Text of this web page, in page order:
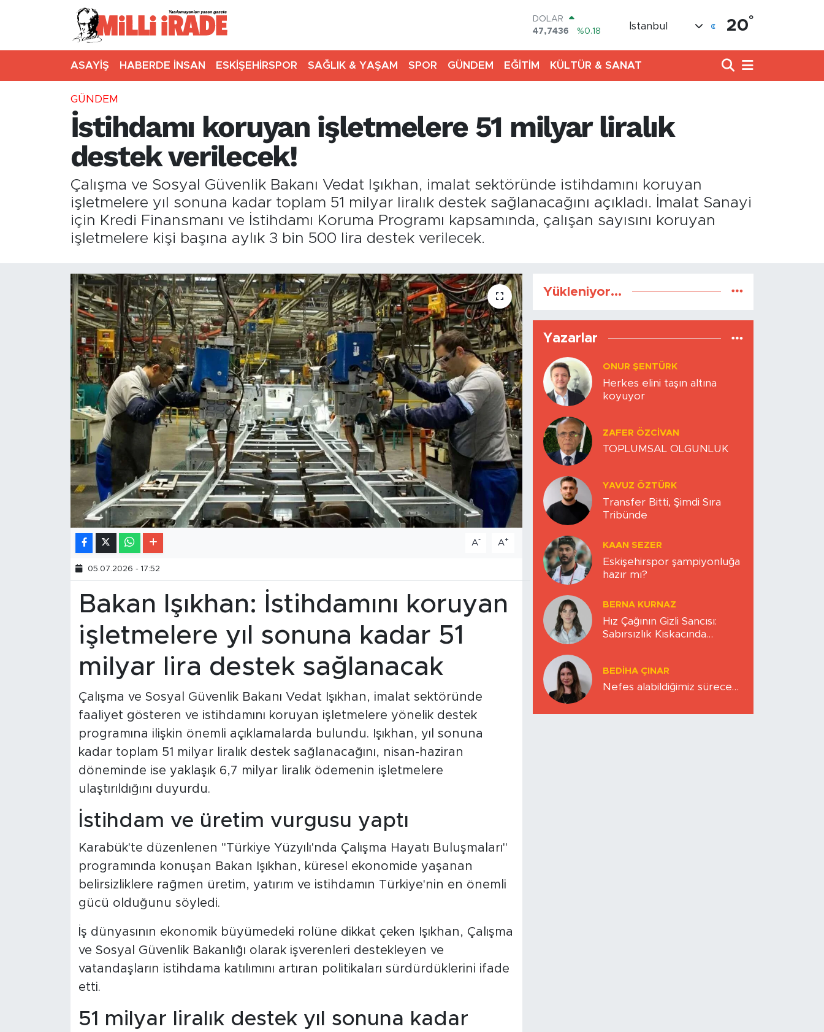
DOLAR
47,7436
%0.18
STERLİN
64,4811
%0.38
BİST100
13.779
%-14
BITCOIN
İstanbul 20°
ASAYİŞ HABERDE İNSAN ESKİŞEHİRSPOR SAĞLIK & YAŞAM SPOR GÜNDEM EĞİTİM KÜLTÜR & SANAT
GÜNDEM
İstihdamı koruyan işletmelere 51 milyar liralık
destek verilecek!
Çalışma ve Sosyal Güvenlik Bakanı Vedat Işıkhan, imalat sektöründe istihdamını koruyan
işletmelere yıl sonuna kadar toplam 51 milyar liralık destek sağlanacağını açıkladı. İmalat Sanayi
için Kredi Finansmanı ve İstihdamı Koruma Programı kapsamında, çalışan sayısını koruyan
işletmelere kişi başına aylık 3 bin 500 lira destek verilecek.
A- A+
05.07.2026 - 17:52
Bakan Işıkhan: İstihdamını koruyan
işletmelere yıl sonuna kadar 51
milyar lira destek sağlanacak
Çalışma ve Sosyal Güvenlik Bakanı Vedat Işıkhan, imalat sektöründe
faaliyet gösteren ve istihdamını koruyan işletmelere yönelik destek
programına ilişkin önemli açıklamalarda bulundu. Işıkhan, yıl sonuna
kadar toplam 51 milyar liralık destek sağlanacağını, nisan-haziran
döneminde ise yaklaşık 6,7 milyar liralık ödemenin işletmelere
ulaştırıldığını duyurdu.
İstihdam ve üretim vurgusu yaptı
Karabük'te düzenlenen "Türkiye Yüzyılı'nda Çalışma Hayatı Buluşmaları"
programında konuşan Bakan Işıkhan, küresel ekonomide yaşanan
belirsizliklere rağmen üretim, yatırım ve istihdamın Türkiye'nin en önemli
gücü olduğunu söyledi.
İş dünyasının ekonomik büyümedeki rolüne dikkat çeken Işıkhan, Çalışma
ve Sosyal Güvenlik Bakanlığı olarak işverenleri destekleyen ve
vatandaşların istihdama katılımını artıran politikaları sürdürdüklerini ifade
etti.
51 milyar liralık destek yıl sonuna kadar
Yükleniyor...
Yazarlar
ONUR ŞENTÜRK
Herkes elini taşın altına
koyuyor
ZAFER ÖZCIVAN
TOPLUMSAL OLGUNLUK
YAVUZ ÖZTÜRK
Transfer Bitti, Şimdi Sıra
Tribünde
KAAN SEZER
Eskişehirspor şampiyonluğa
hazır mı?
BERNA KURNAZ
Hız Çağının Gizli Sancısı:
Sabırsızlık Kıskacında
BEDIHA ÇINAR
Nefes alabildiğimiz sürece…